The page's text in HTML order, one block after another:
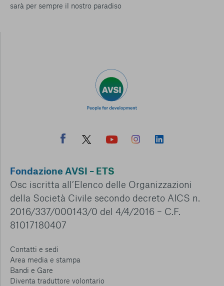
sarà per sempre il nostro paradiso
Fondazione AVSI – ETS
Osc iscritta all’Elenco delle Organizzazioni
della Società Civile secondo decreto AICS n.
2016/337/000143/0 del 4/4/2016 – C.F.
81017180407
Contatti e sedi
Area media e stampa
Bandi e Gare
Diventa traduttore volontario